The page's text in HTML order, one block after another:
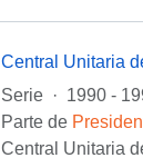
Central Unitaria
Serie · 1990 -
Parte de
Central Unitaria